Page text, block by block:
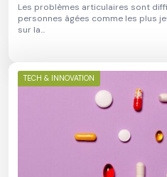
Les problèmes articulaires sont
personnes âgées comme les plus
sur la...
TECH & INNOVATION